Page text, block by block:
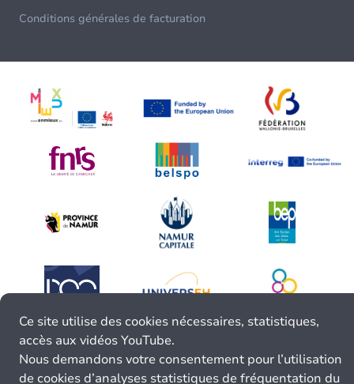
Conditions générales de facturation
Ce site utilise des cookies nécessaires, statistiques,
accès aux vidéos YouTube.
Nous demandons votre consentement pour l’utilisation
de cookies d’analyses statistiques de fréquentation du